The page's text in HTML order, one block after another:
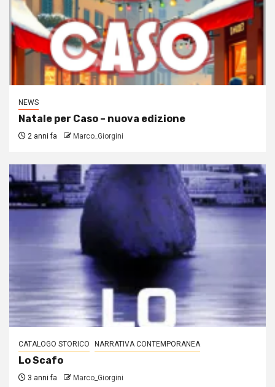
NEWS
Natale per Caso – nuova edizione
2 anni fa Marco_Giorgini
CATALOGO STORICO NARRATIVA CONTEMPORANEA
Lo Scafo
3 anni fa Marco_Giorgini